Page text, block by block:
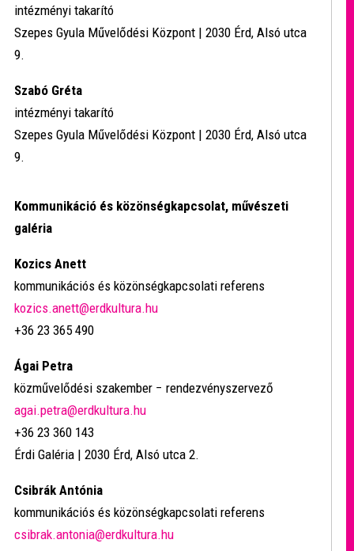
intézményi takarító
Szepes Gyula Művelődési Központ | 2030 Érd, Alsó utca
9.
Szabó Gréta
intézményi takarító
Szepes Gyula Művelődési Központ | 2030 Érd, Alsó utca
9.
Kommunikáció és közönségkapcsolat, művészeti
galéria
Kozics Anett
kommunikációs és közönségkapcsolati referens
kozics.anett@erdkultura.hu
+36 23 365 490
Ágai Petra
közművelődési szakember − rendezvényszervező
agai.petra@erdkultura.hu
+36 23 360 143
Érdi Galéria | 2030 Érd, Alsó utca 2.
Csibrák Antónia
kommunikációs és közönségkapcsolati referens
csibrak.antonia@erdkultura.hu